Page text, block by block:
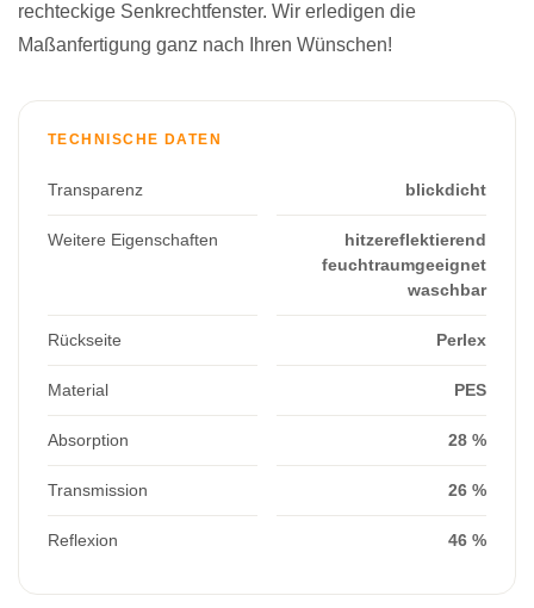
rechteckige Senkrechtfenster. Wir erledigen die
Maßanfertigung ganz nach Ihren Wünschen!
TECHNISCHE DATEN
Transparenz blickdicht
Weitere Eigenschaften
hitzereflektierend
feuchtraumgeeignet
waschbar
Rückseite Perlex
Material PES
Absorption 28 %
Transmission 26 %
Reflexion 46 %